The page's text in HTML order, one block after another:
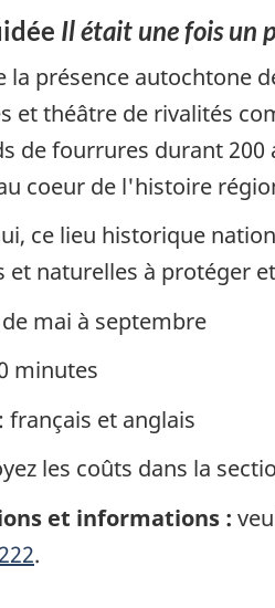
Il était une fois un
la présence autochtone
et théâtre de rivalités
de fourrures durant 200
coeur de l'histoire
ce lieu historique
et naturelles à protéger
mai à septembre
minutes
: français et anglais
les coûts dans la
et informations :
.